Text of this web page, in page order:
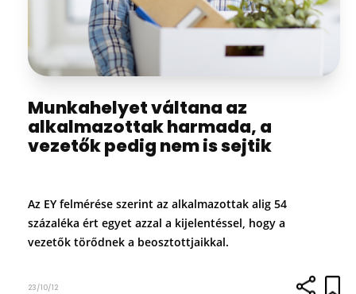
Munkahelyet váltana az
alkalmazottak harmada, a
vezetők pedig nem is sejtik
Az EY felmérése szerint az alkalmazottak alig 54
százaléka ért egyet azzal a kijelentéssel, hogy a
vezetők törődnek a beosztottjaikkal.
23/10/12